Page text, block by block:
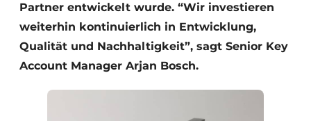
Partner entwickelt wurde. “Wir investieren
weiterhin kontinuierlich in Entwicklung,
Qualität und Nachhaltigkeit”, sagt Senior Key
Account Manager Arjan Bosch.